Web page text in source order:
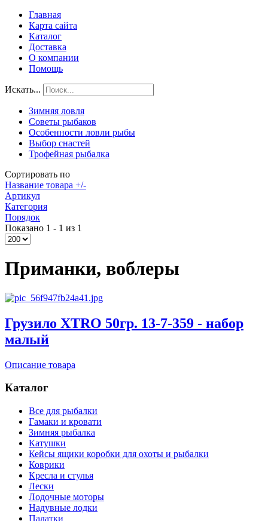
Главная
Карта сайта
Каталог
Доставка
О компании
Помощь
Искать...
Зимняя ловля
Советы рыбаков
Особенности ловли рыбы
Выбор снастей
Трофейная рыбалка
Сортировать по
Название товара +/-
Артикул
Категория
Порядок
Показано 1 - 1 из 1
Приманки, воблеры
Грузило XTRO 50гр. 13-7-359 - набор
малый
Описание товара
Каталог
Все для рыбалки
Гамаки и кровати
Зимняя рыбалка
Катушки
Кейсы ящики коробки для охоты и рыбалки
Коврики
Кресла и стулья
Лески
Лодочные моторы
Надувные лодки
Палатки